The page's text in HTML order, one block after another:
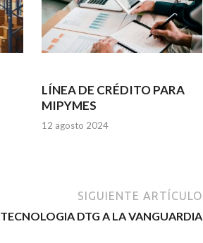
LÍNEA DE CRÉDITO PARA
MIPYMES
12 agosto 2024
SIGUIENTE ARTÍCULO
TECNOLOGIA DTG A LA VANGUARDIA